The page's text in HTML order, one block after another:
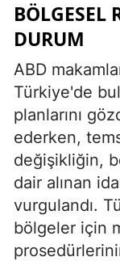
BÖLGESEL
DURUM
ABD
Türkiye'de
planlarını
ederken,
değişikliğin,
dair alınan
vurgulandı.
bölgeler için